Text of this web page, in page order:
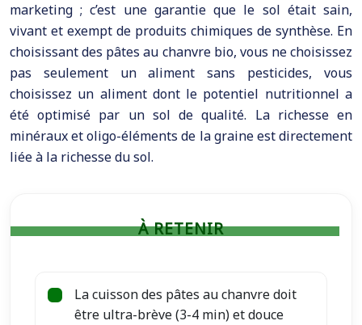
marketing ; c’est une garantie que le sol était sain,
vivant et exempt de produits chimiques de synthèse. En
choisissant des pâtes au chanvre bio, vous ne choisissez
pas seulement un aliment sans pesticides, vous
choisissez un aliment dont le potentiel nutritionnel a
été optimisé par un sol de qualité. La richesse en
minéraux et oligo-éléments de la graine est directement
liée à la richesse du sol.
À RETENIR
La cuisson des pâtes au chanvre doit
être ultra-brève (3-4 min) et douce